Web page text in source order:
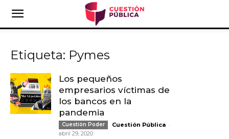
Etiqueta: Pymes
Los pequeños
empresarios víctimas de
los bancos en la
pandemia
Cuestión Poder Cuestión Pública -
abril 29, 2020